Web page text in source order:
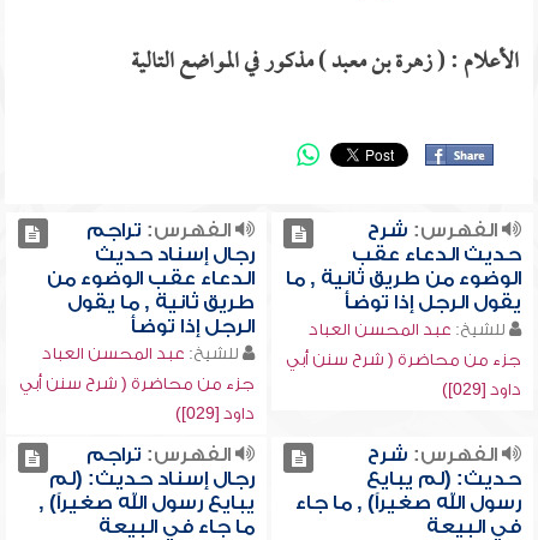
الأعلام : ( زهرة بن معبد ) مذكور في المواضع التالية
الفهرس: شرح
حديث الدعاء عقب
الوضوء من طريق ثانية , ما
يقول الرجل إذا توضأ
للشيخ: عبد المحسن العباد
جزء من محاضرة ( شرح سنن أبي
داود [029])
الفهرس: تراجم
رجال إسناد حديث
الدعاء عقب الوضوء من
طريق ثانية , ما يقول
الرجل إذا توضأ
للشيخ: عبد المحسن العباد
جزء من محاضرة ( شرح سنن أبي
داود [029])
الفهرس: شرح
حديث: (لم يبايع
رسول الله صغيراً) , ما جاء
في البيعة
الفهرس: تراجم
رجال إسناد حديث: (لم
يبايع رسول الله صغيراً) ,
ما جاء في البيعة